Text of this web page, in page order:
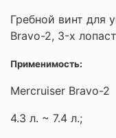
Гребной винт для
Bravo-2, 3-х
Применимость:
Mercruiser Bravo-2
4.3 л. ~ 7.4 л.;